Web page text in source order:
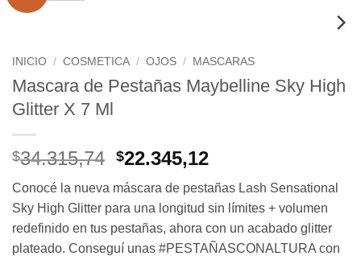
INICIO / COSMETICA / OJOS / MASCARAS
Mascara de Pestañas Maybelline Sky High
Glitter X 7 Ml
$34.315,74 El
precio
original
era:
$34.315,74.
$22.345,12El
actual
es:
$22.345,12.
Conocé la nueva máscara de pestañas Lash Sensational
Sky High Glitter para una longitud sin límites + volumen
redefinido en tus pestañas, ahora con un acabado glitter
plateado. Conseguí unas #PESTAÑASCONALTURA con